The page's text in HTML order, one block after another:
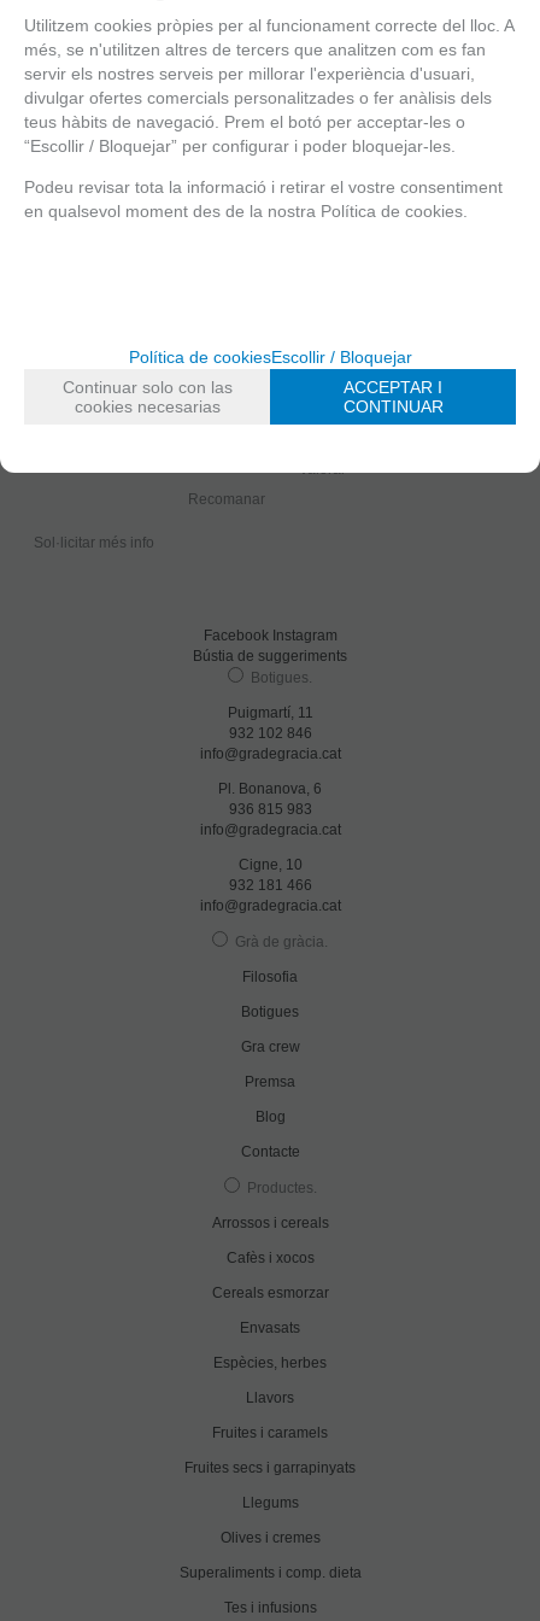
Dels quals saturats 1,2 g
Hidrats de carboni
Dels quals sucres
Proteïnes 11 g
Sol·licitar més info
Recomanar
Facebook Instagram
Bústia de suggeriments
Botigues
Puigmartí, 11
932 102 846
info@gradegracia.cat
Pl. Bonanova, 6
936 815 983
info@gradegracia.cat
Cigne, 10
932 181 466
info@gradegracia.cat
Grà de gràcia
Filosofia
Botigues
Gra crew
Premsa
Blog
Contacte
Productes
Arrossos i cereals
Cafès i xocos
Cereals esmorzar
Envasats
Espècies, herbes
Llavors
Fruites i caramels
Fruites secs i garrapinyats
Llegums
Olives i cremes
Superaliments i comp. dieta
Tes i infusions
Utilitzem cookies pròpies per al funcionament correcte del lloc. A
més, se n'utilitzen altres de tercers que analitzen com es fan
servir els nostres serveis per millorar l'experiència d'usuari,
divulgar ofertes comercials personalitzades o fer anàlisis dels
teus hàbits de navegació. Prem el botó per acceptar-les o
“Escollir / Bloquejar” per configurar i poder bloquejar-les.
Podeu revisar tota la informació i retirar el vostre consentiment
en qualsevol moment des de la nostra Política de cookies.
Política de cookiesEscollir / Bloquejar
Continuar solo con las
cookies necesarias
ACCEPTAR I
CONTINUAR